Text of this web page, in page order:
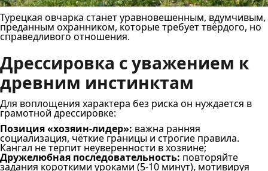
Турецкая овчарка станет уравновешенным, вдумчивым,
преданным охранником, которые требует твёрдого, но
справедливого отношения.
Дрессировка с уважением к
древним инстинктам
Для воплощения характера без риска он нуждается в
грамотной дрессировке:
Позиция «хозяин-лидер»: важна ранняя
социализация, чёткие границы и строгие правила.
Кангал не терпит неуверенности в хозяине;
Дружелюбная последовательность: повторяйте
задания короткими уроками (5-10 минут), мотивируя